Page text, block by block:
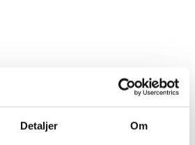
Detaljer Om